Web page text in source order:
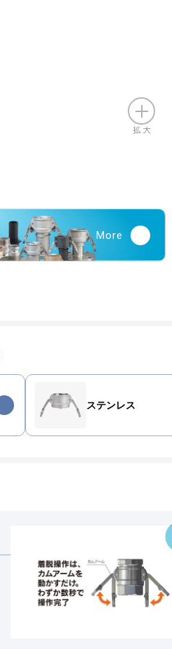
More
ステンレス